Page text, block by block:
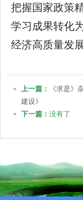
把握国家政策
学习成果转化
经济高质量发
上一篇：
《求是》
建设》
下一篇： 没有了